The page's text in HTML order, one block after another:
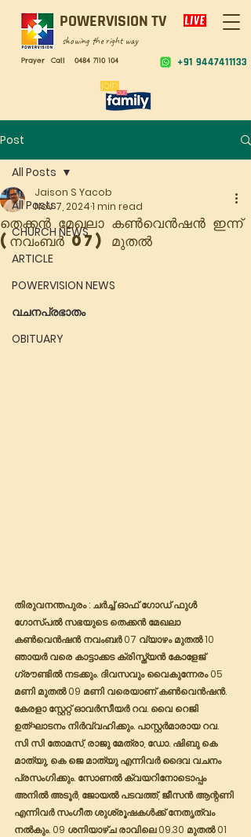
POWERVISION TV
showing the right way
+91 9447411133
Prayer Call 0484 7110 104
Post
All Posts
CHURCH NEWS
ARTICLE
POWERVISION NEWS
വചനപ്രഭാതം
OBITUARY
All Posts
തെക്കൻ മേഖലാ കൺവെൻഷൻ ഇന്ന്
(നവംബർ 07) മുതൽ
Jaison S Yacob
Nov 7, 20241 min read
തിരുവനന്തപുരം : ചർച്ച് ഓഫ് ഗോഡ് ഫുൾ
ഗോസ്പൽ സഭയുടെ തെക്കൻ മേഖലാ
കൺവെൻഷൻ നവംബർ 07 വ്യാഴം മുതൽ 10
ഞായർ വരെ കാട്ടാക്കട ക്രിസ്ത്യൻ കോളേജ്
ഗ്രൗണ്ടിൽ നടക്കും. ദിവസവും വൈകുന്നേരം 05
മണി മുതൽ 09 മണി വരെയാണ് കൺവെൻഷൻ.
കേരളാ സ്റ്റേറ്റ് ഓവർസീയർ റവ. വൈ റെജി
ഉത്ഘാടനം നിർവ്വഹിക്കും. പാസ്റ്റർമാരായ റവ.
സി സി തോമസ്, രാജു മേത്രാ, ഡോ. ഷിബു കെ
മാത്യു, കെ ജെ മാത്യു എന്നിവർ ദൈവ വചനം
പ്രസംഗിക്കും. സോണൽ ക്വയറിനോടൊപ്പം
അനിൽ അടൂർ, ജോയൽ പടവത്ത്, ജീസൻ ആന്റണി
എന്നിവർ സംഗീത ശുശ്രൂഷകൾക്ക് നേതൃത്വം
നൽകും. 09 ശനിയാഴ്ച രാവിലെ 09.30 മുതൽ 01